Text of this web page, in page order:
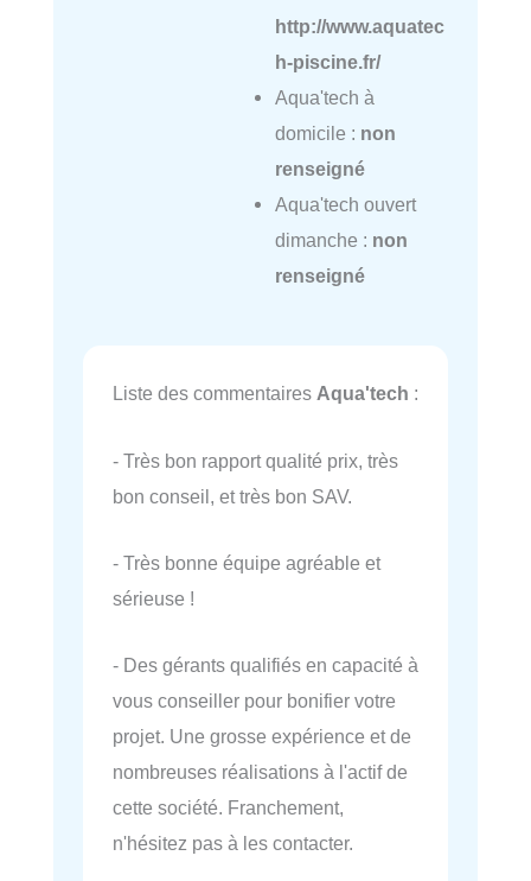
http://www.aquatec
h-piscine.fr/
Aqua'tech à
domicile : non
renseigné
Aqua'tech ouvert
dimanche : non
renseigné
Liste des commentaires Aqua'tech :
- Très bon rapport qualité prix, très
bon conseil, et très bon SAV.
- Très bonne équipe agréable et
sérieuse !
- Des gérants qualifiés en capacité à
vous conseiller pour bonifier votre
projet. Une grosse expérience et de
nombreuses réalisations à l'actif de
cette société. Franchement,
n'hésitez pas à les contacter.